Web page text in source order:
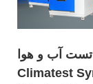
تست آب و هوا ،